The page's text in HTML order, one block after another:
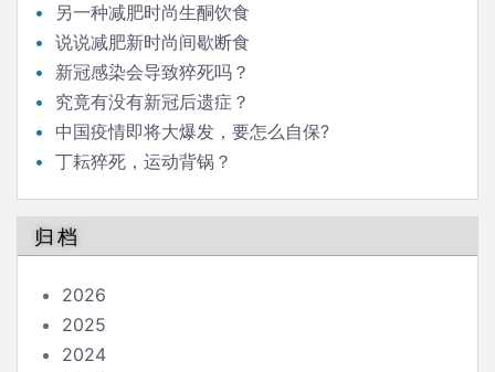
另一种减肥时尚生酮饮食
说说减肥新时尚间歇断食
新冠感染会导致猝死吗？
究竟有没有新冠后遗症？
中国疫情即将大爆发，要怎么自保?
丁耘猝死，运动背锅？
归档
2026
2025
2024